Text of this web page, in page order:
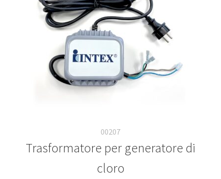
Deutsch
00207
Trasformatore per generatore di
cloro